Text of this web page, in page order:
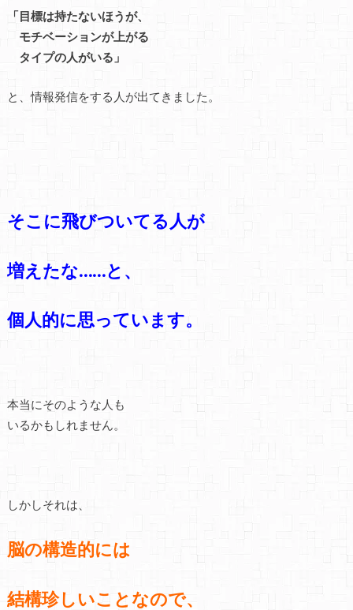
「目標は持たないほうが、
モチベーションが上がる
タイプの人がいる」
と、情報発信をする人が出てきました。
そこに飛びついてる人が
増えたな……と、
個人的に思っています。
本当にそのような人も
いるかもしれません。
しかしそれは、
脳の構造的には
結構珍しいことなので、